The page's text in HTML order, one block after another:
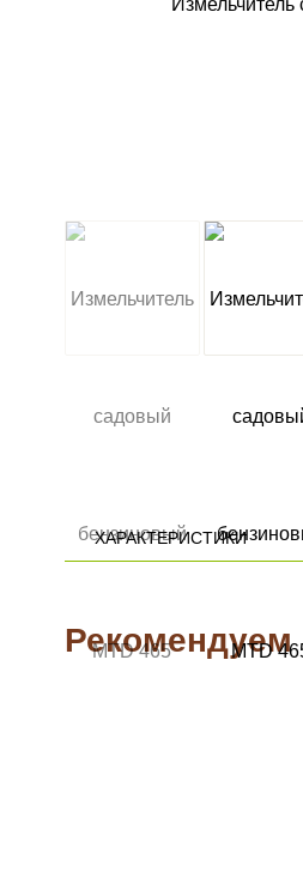
ХАРАКТЕРИСТИКИ
Рекомендуем